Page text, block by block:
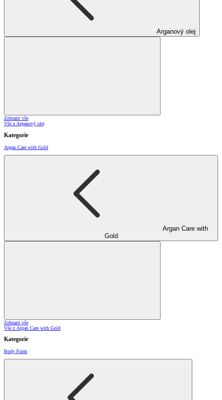
Arganový olej
Zobrazit vše
Vše z Arganový olej
Kategorie
Argan Care with Gold
Argan Care with
Gold
Zobrazit vše
Vše z Argan Care with Gold
Kategorie
Body Form